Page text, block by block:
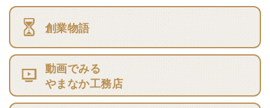
創業物語
動画でみる
やまなか工務店